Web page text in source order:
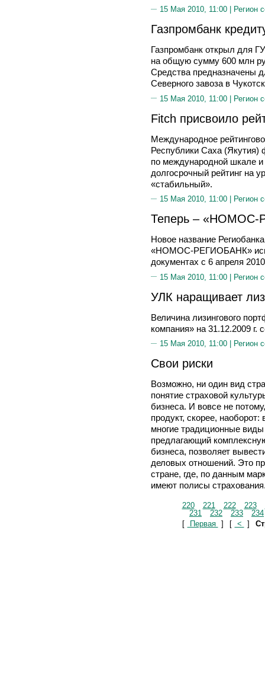
15 Мая 2010, 11:00 | Регион
Газпромбанк
Газпромбанк открыл для
на общую сумму 600 млн
Средства предназначены
Северного завоза в
15 Мая 2010, 11:00 | Регион
Fitch присвоило
Международное
Республики Саха (Якутия)
по международной шкале
долгосрочный рейтинг на
«стабильный».
15 Мая 2010, 11:00 | Регион
Теперь – «НОМОС-
Новое название
«НОМОС-РЕГИОБАНК»
документах с 6 апреля
15 Мая 2010, 11:00 | Регион
УЛК наращивает
Величина лизингового
компания» на 31.12.2009 г.
15 Мая 2010, 11:00 | Регион
Свои риски
Возможно, ни один вид
понятие страховой
бизнеса. И вовсе не
продукт, скорее,
многие традиционные
предлагающий
бизнеса, позволяет
деловых отношений. Это
стране, где, по данным
имеют полисы
220 221 222 223
231
232 233
234
[
Первая ] [ < ]